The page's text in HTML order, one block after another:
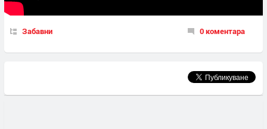
Забавни 0 коментара